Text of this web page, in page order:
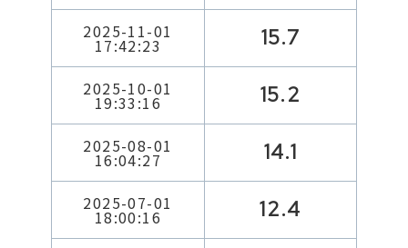
2025-11-01
17:42:23 15.7
2025-10-01
19:33:16 15.2
2025-08-01
16:04:27 14.1
2025-07-01
18:00:16 12.4